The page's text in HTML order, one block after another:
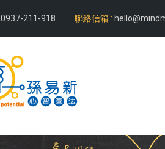
0937-211-918 聯絡信箱 :